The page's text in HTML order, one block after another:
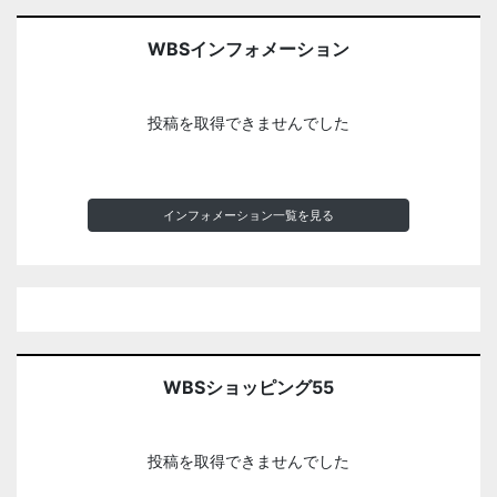
WBSインフォメーション
投稿を取得できませんでした
インフォメーション一覧を見る
WBSショッピング55
投稿を取得できませんでした